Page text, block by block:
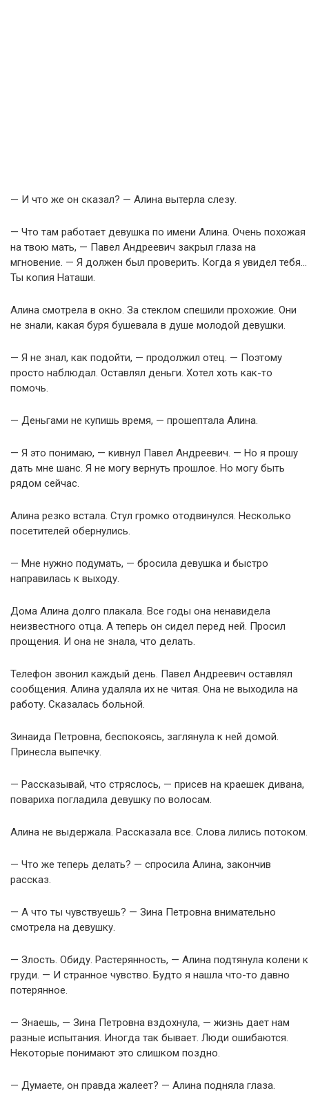
— И что же он сказал? — Алина вытерла слезу.
— Что там работает девушка по имени Алина. Очень похожая
на твою мать, — Павел Андреевич закрыл глаза на
мгновение. — Я должен был проверить. Когда я увидел тебя…
Ты копия Наташи.
Алина смотрела в окно. За стеклом спешили прохожие. Они
не знали, какая буря бушевала в душе молодой девушки.
— Я не знал, как подойти, — продолжил отец. — Поэтому
просто наблюдал. Оставлял деньги. Хотел хоть как-то
помочь.
— Деньгами не купишь время, — прошептала Алина.
— Я это понимаю, — кивнул Павел Андреевич. — Но я прошу
дать мне шанс. Я не могу вернуть прошлое. Но могу быть
рядом сейчас.
Алина резко встала. Стул громко отодвинулся. Несколько
посетителей обернулись.
— Мне нужно подумать, — бросила девушка и быстро
направилась к выходу.
Дома Алина долго плакала. Все годы она ненавидела
неизвестного отца. А теперь он сидел перед ней. Просил
прощения. И она не знала, что делать.
Телефон звонил каждый день. Павел Андреевич оставлял
сообщения. Алина удаляла их не читая. Она не выходила на
работу. Сказалась больной.
Зинаида Петровна, беспокоясь, заглянула к ней домой.
Принесла выпечку.
— Рассказывай, что стряслось, — присев на краешек дивана,
повариха погладила девушку по волосам.
Алина не выдержала. Рассказала все. Слова лились потоком.
— Что же теперь делать? — спросила Алина, закончив
рассказ.
— А что ты чувствуешь? — Зина Петровна внимательно
смотрела на девушку.
— Злость. Обиду. Растерянность, — Алина подтянула колени к
груди. — И странное чувство. Будто я нашла что-то давно
потерянное.
— Знаешь, — Зина Петровна вздохнула, — жизнь дает нам
разные испытания. Иногда так бывает. Люди ошибаются.
Некоторые понимают это слишком поздно.
— Думаете, он правда жалеет? — Алина подняла глаза.